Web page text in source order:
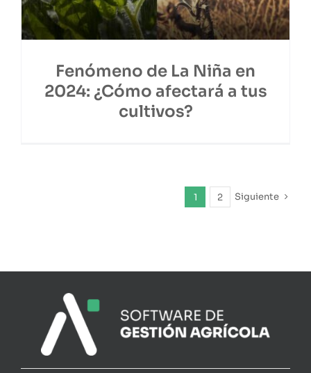
Fenómeno de La Niña en
2024: ¿Cómo afectará a tus
cultivos?
1 2 Siguiente